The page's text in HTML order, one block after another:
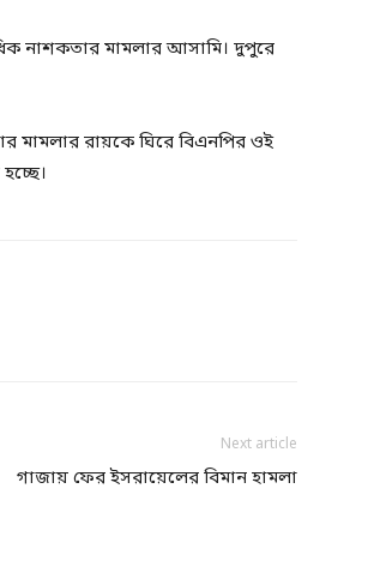
নাশকতার মামলার আসামি। দুপুরে
মামলার রায়কে ঘিরে বিএনপির ওই
Next article
গাজায় ফের ইসরায়েলের বিমান হামলা